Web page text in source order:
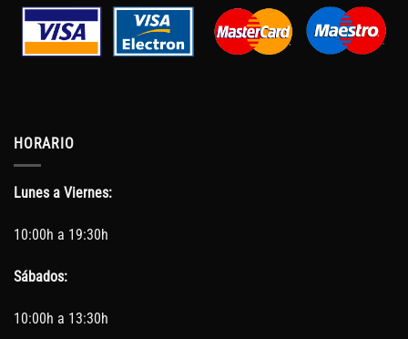
HORARIO
Lunes a Viernes:
10:00h a 19:30h
Sábados:
10:00h a 13:30h